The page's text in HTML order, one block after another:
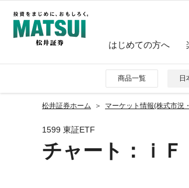
はじめての方へ
商品一覧 日
松井証券ホーム マーケット情報(株式市況
1599 東証ETF
チャート： ｉ